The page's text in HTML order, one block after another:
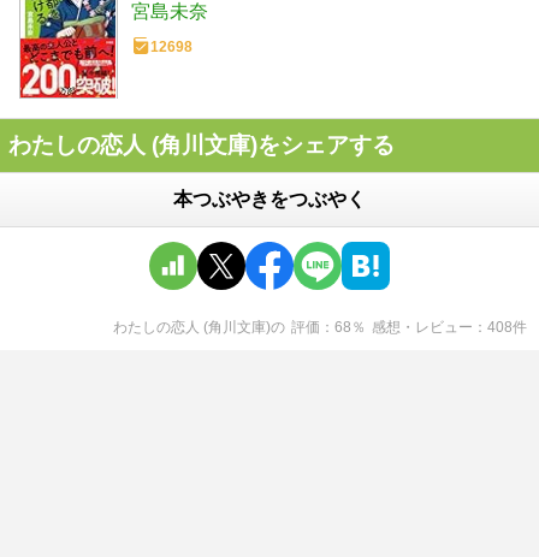
宮島未奈
12698
わたしの恋人 (角川文庫)をシェアする
本つぶやきをつぶやく
わたしの恋人 (角川文庫)の 評価 68 ％ 感想・レビュー 408件